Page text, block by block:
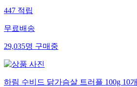
447 적립
무료배송
29,035명 구매중
하림 수비드 닭가슴살 트러플 100g 10개